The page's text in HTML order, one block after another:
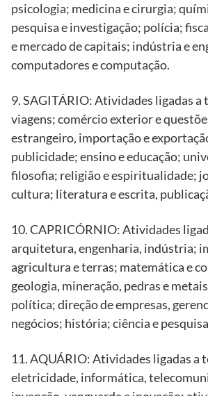
psicologia; medicina e cirurgia;
pesquisa e investigação; polícia;
e mercado de capitais; indústria e
computadores e computação.
9. SAGITÁRIO: Atividades ligadas a
viagens; comércio exterior e
estrangeiro, importação e
publicidade; ensino e educação;
filosofia; religião e espiritualidade;
cultura; literatura e escrita,
10. CAPRICÓRNIO: Atividades
arquitetura, engenharia, indústria;
agricultura e terras; matemática e
geologia, mineração, pedras e
política; direção de empresas,
negócios; história; ciência e
11. AQUÁRIO: Atividades ligadas a
eletricidade, informática,